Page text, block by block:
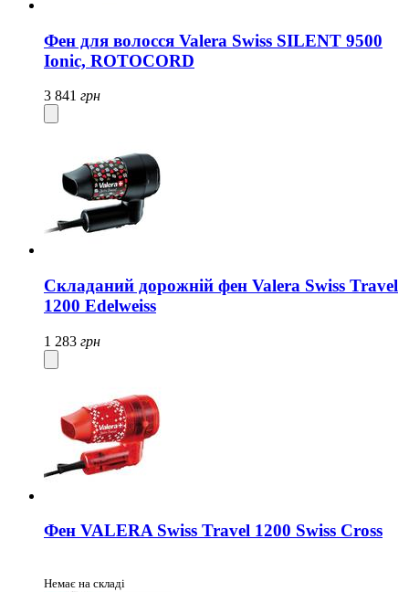
Фен для волосся Valera Swiss SILENT 9500
Ionic, ROTOCORD
3 841 грн
Складаний дорожній фен Valera Swiss Travel
1200 Edelweiss
1 283 грн
Фен VALERA Swiss Travel 1200 Swiss Cross
Немає на складі